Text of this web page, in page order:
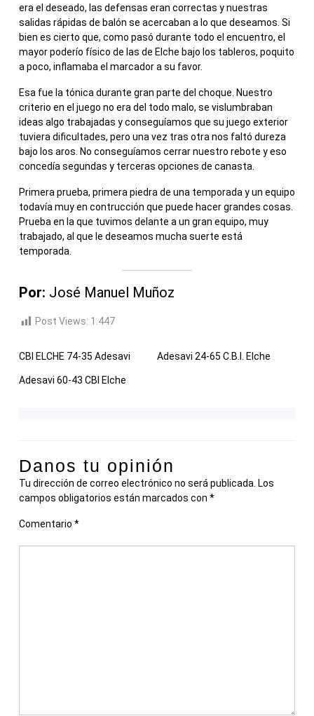
era el deseado, las defensas eran correctas y nuestras
salidas rápidas de balón se acercaban a lo que deseamos. Si
bien es cierto que, como pasó durante todo el encuentro, el
mayor poderío físico de las de Elche bajo los tableros, poquito
a poco, inflamaba el marcador a su favor.
Esa fue la tónica durante gran parte del choque. Nuestro
criterio en el juego no era del todo malo, se vislumbraban
ideas algo trabajadas y conseguíamos que su juego exterior
tuviera dificultades, pero una vez tras otra nos faltó dureza
bajo los aros. No conseguíamos cerrar nuestro rebote y eso
concedía segundas y terceras opciones de canasta.
Primera prueba, primera piedra de una temporada y un equipo
todavía muy en contrucción que puede hacer grandes cosas.
Prueba en la que tuvimos delante a un gran equipo, muy
trabajado, al que le deseamos mucha suerte está
temporada.
Por: José Manuel Muñoz
Post Views: 1.447
CBI ELCHE 74-35 Adesavi Adesavi 24-65 C.B.I. Elche
Adesavi 60-43 CBI Elche
Danos tu opinión
Tu dirección de correo electrónico no será publicada. Los
campos obligatorios están marcados con *
Comentario *